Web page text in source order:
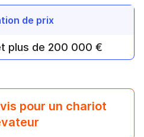
de prix
plus de 200 000 €
pour un chariot